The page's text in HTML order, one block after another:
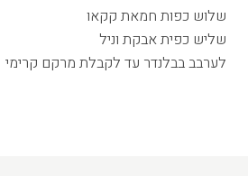
שלוש כפות חמאת קקאו
שליש כפית אבקת וניל
לערבב בבלנדר עד לקבלת מרקם קרימי